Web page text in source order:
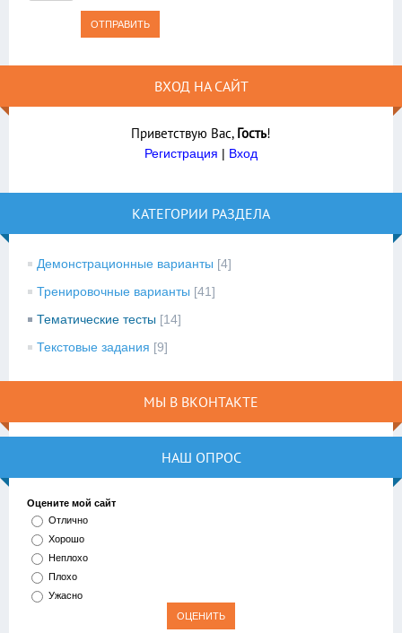
ОТПРАВИТЬ
ВХОД НА САЙТ
Приветствую Вас, Гость!
Регистрация | Вход
КАТЕГОРИИ РАЗДЕЛА
Демонстрационные варианты [4]
Тренировочные варианты [41]
Тематические тесты [14]
Текстовые задания [9]
МЫ В ВКОНТАКТЕ
НАШ ОПРОС
Оцените мой сайт
Отлично
Хорошо
Неплохо
Плохо
Ужасно